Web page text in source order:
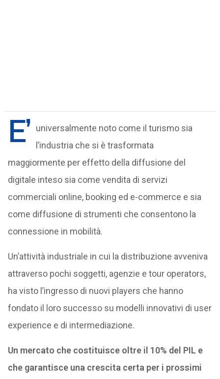
E’ universalmente noto come il turismo sia
l’industria che si è trasformata
maggiormente per effetto della diffusione del
digitale inteso sia come vendita di servizi
commerciali online, booking ed e-commerce e sia
come diffusione di strumenti che consentono la
connessione in mobilità.
Un’attività industriale in cui la distribuzione avveniva
attraverso pochi soggetti, agenzie e tour operators,
ha visto l’ingresso di nuovi players che hanno
fondato il loro successo su modelli innovativi di user
experience e di intermediazione.
Un mercato che costituisce oltre il 10% del PIL e
che garantisce una crescita certa per i prossimi